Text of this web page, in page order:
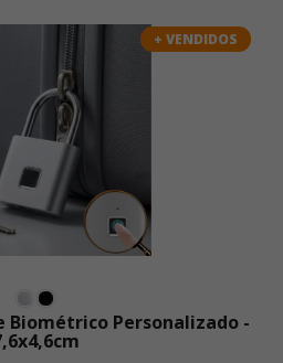
+ VENDIDOS
Personalizado -